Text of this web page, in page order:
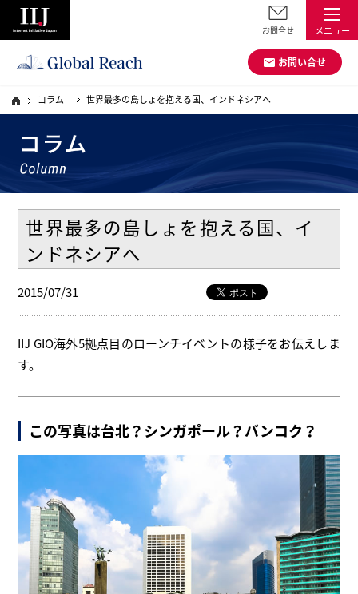
メニュー
お問合せ
お問い合せ
コラム 世界最多の島しょを抱える国、インドネシアへ
世界最多の島しょを抱える国、イ
ンドネシアへ
2015/07/31
IIJ GIO海外5拠点目のローンチイベントの様子をお伝えしま
す。
この写真は台北？シンガポール？バンコク？